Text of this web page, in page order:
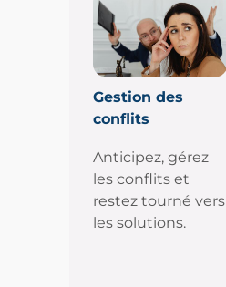
Gestion des
conflits
Anticipez, gérez
les conflits et
restez tourné vers
les solutions.